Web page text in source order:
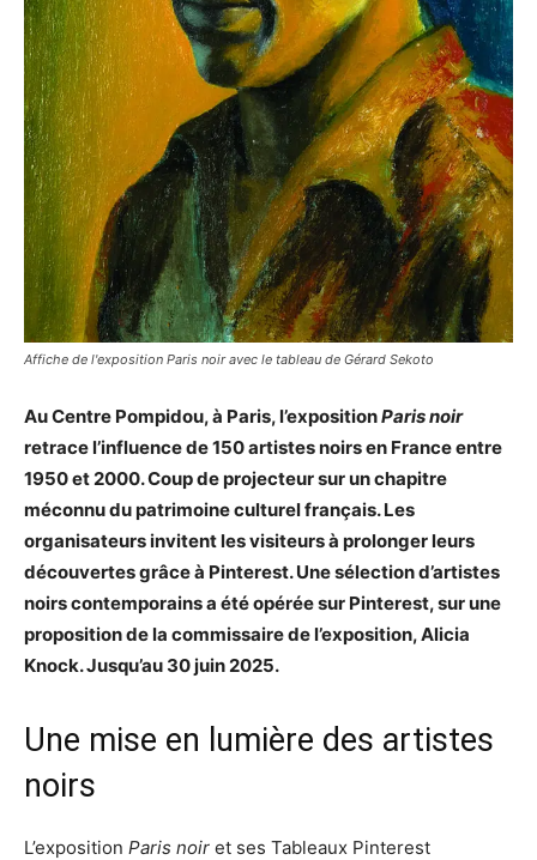
Affiche de l'exposition Paris noir avec le tableau de Gérard Sekoto
Au Centre Pompidou, à Paris, l’expositionParis noir
retrace l’influence de 150 artistes noirs en France entre
1950 et 2000. Coup de projecteur sur un chapitre
méconnu du patrimoine culturel français. Les
organisateurs invitent les visiteurs à prolonger leurs
découvertes grâce à Pinterest. Une sélection d’artistes
noirs contemporains a été opérée sur Pinterest, sur une
proposition de la commissaire de l’exposition, Alicia
Knock. Jusqu’au 30 juin 2025.
Une mise en lumière des artistes
noirs
L’exposition Paris noir et ses Tableaux Pinterest